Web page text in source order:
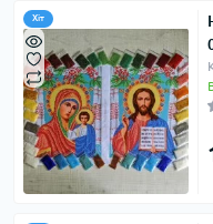
Хіт